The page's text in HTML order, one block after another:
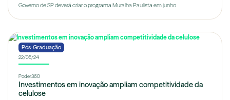
Governo de SP deverá criar o programa Muralha Paulista em junho
Pós-Graduação
22/05/24
Poder360
Investimentos em inovação ampliam competitividade da
celulose